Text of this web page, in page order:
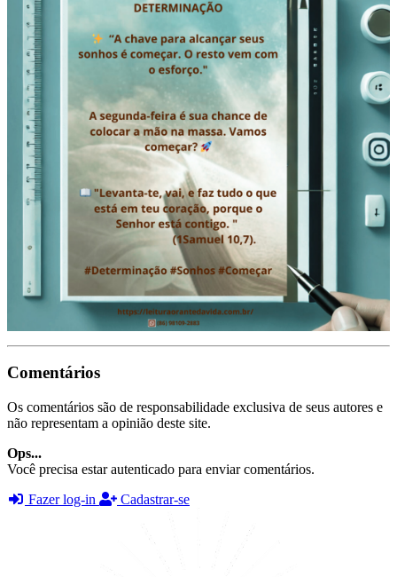
Comentários
Os comentários são de responsabilidade exclusiva de seus autores e
não representam a opinião deste site.
Ops...
Você precisa estar autenticado para enviar comentários.
Fazer log-in
Cadastrar-se